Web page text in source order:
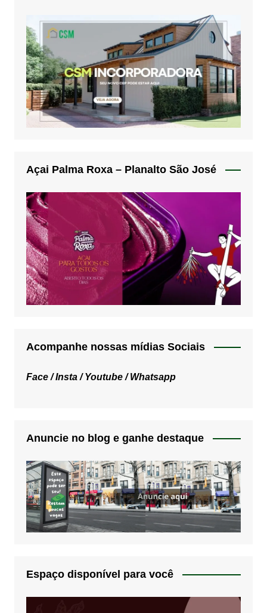
Açai Palma Roxa – Planalto São José
Acompanhe nossas mídias Sociais
Face /Insta /Youtube /Whatsapp
Anuncie no blog e ganhe destaque
Espaço disponível para você